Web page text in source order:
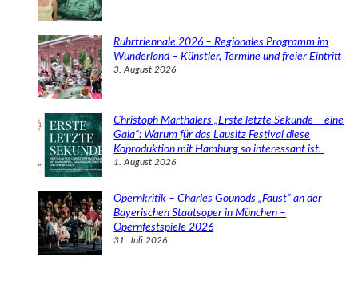
Ruhrtriennale 2026 – Regionales Programm im
Wunderland – Künstler, Termine und freier Eintritt
3. August 2026
Christoph Marthalers „Erste letzte Sekunde – eine
Gala“: Warum für das Lausitz Festival diese
Koproduktion mit Hamburg so interessant ist.
1. August 2026
Opernkritik – Charles Gounods „Faust“ an der
Bayerischen Staatsoper in München –
Opernfestspiele 2026
31. Juli 2026